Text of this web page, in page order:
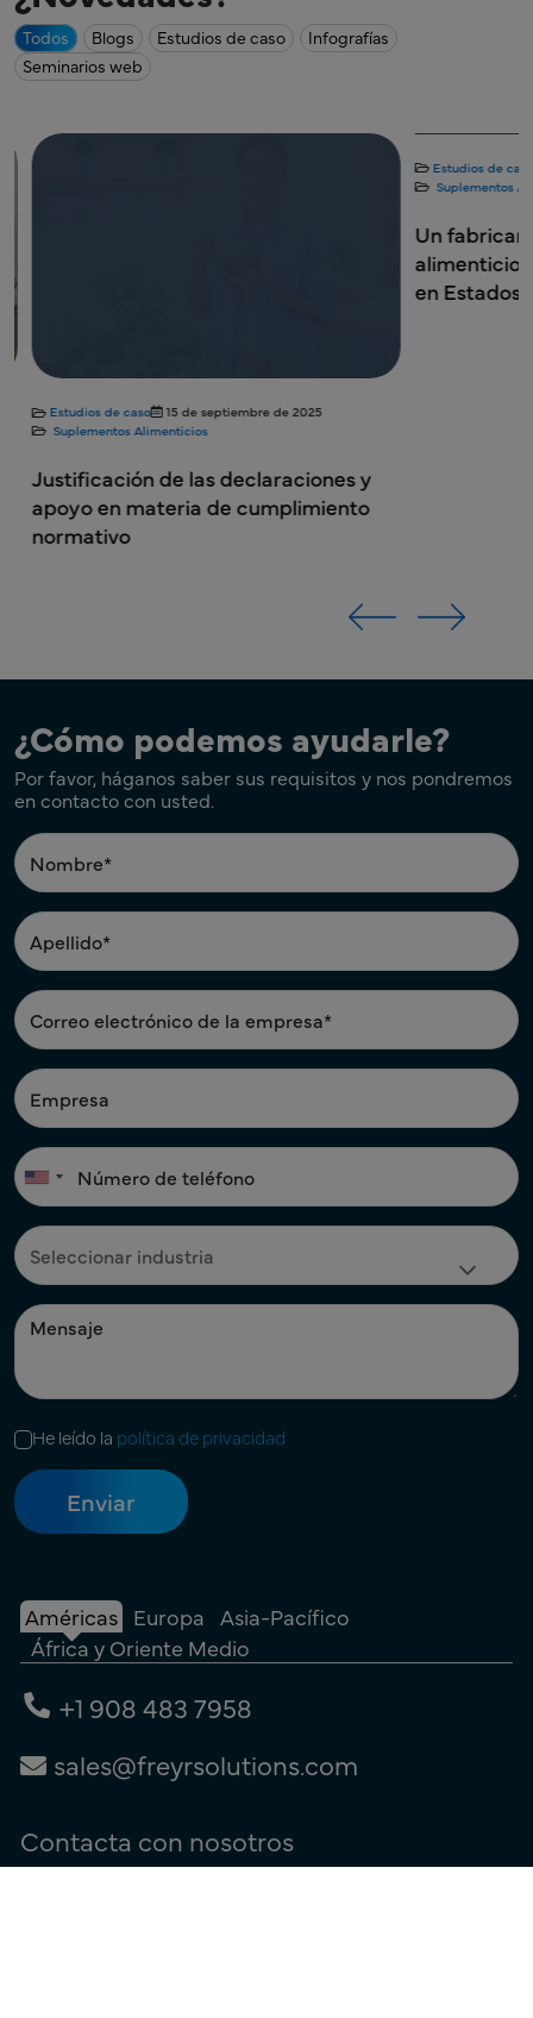
Todos Blogs Estudios de caso
Infografías
Seminarios web
Estudios de caso
15 de septiembre de 2025
Suplementos Alimenticios
Justificación de las declaraciones y
apoyo en materia de cumplimiento
normativo
Estudios de caso
Suplementos
Un
alimenticios
en Estados
¿Cómo podemos ayudarle?
Por favor, háganos saber sus requisitos y nos pondremos
en contacto con usted.
He leído la política de privacidad
Américas Europa Asia-Pacífico
África y Oriente Medio
+1 908 483 7958
sales@freyrsolutions.com
Contacta con nosotros